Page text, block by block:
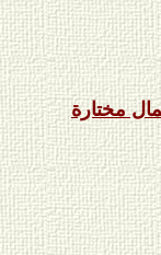
مختارة